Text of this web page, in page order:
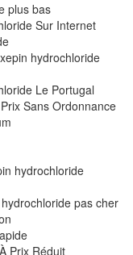
plus bas
Sur Internet
hydrochloride
Le Portugal
Sans Ordonnance
hydrochloride
pas cher
Prix Réduit